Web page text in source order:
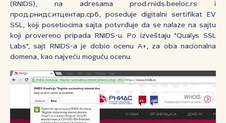
(RNIDS), na adresama prod.rnids.beeloc.rs i
прод.рнидс.итцентар.срб, poseduje digitalni sertifikat EV
SSL, koji posetiocima sajta potvrđuje da se nalaze na sajtu
koji provereno pripada RNIDS-u. Po izveštaju "Qualys SSL
Labs", sajt RNIDS-a je dobio ocenu A+, za oba nacionalna
domena, kao najveću moguću ocenu.